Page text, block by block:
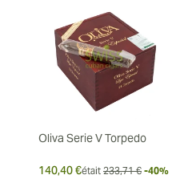
Oliva Serie V Torpedo
140,40 €était 233,71 € -40%